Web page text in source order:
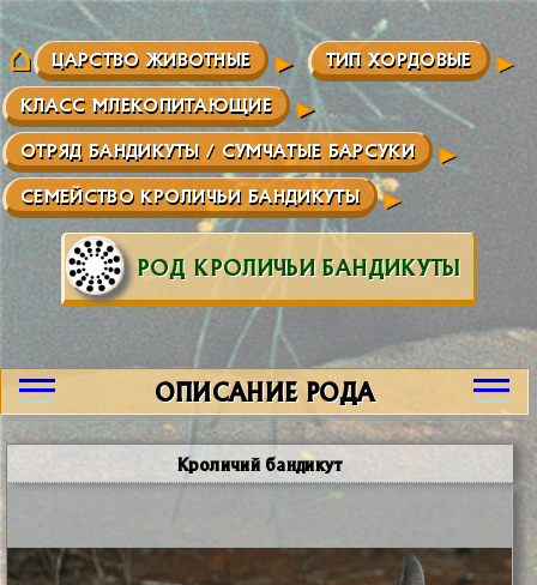
ЦАРСТВО ЖИВОТНЫЕ ТИП ХОРДОВЫЕ
КЛАСС МЛЕКОПИТАЮЩИЕ
ОТРЯД БАНДИКУТЫ / СУМЧАТЫЕ БАРСУКИ
СЕМЕЙСТВО КРОЛИЧЬИ БАНДИКУТЫ
РОД КРОЛИЧЬИ БАНДИКУТЫ
ОПИСАНИЕ РОДА
Кроличий бандикут